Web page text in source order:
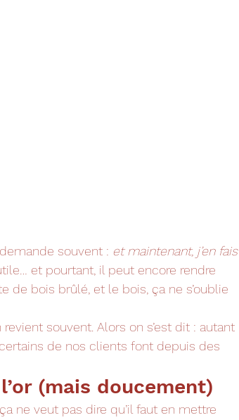
souvent : et maintenant, j’en fais
et pourtant, il peut encore rendre
de bois brûlé, et le bois, ça ne s’oublie
souvent. Alors on s’est dit : autant
de nos clients font depuis des
(mais doucement)
ne veut pas dire qu’il faut en mettre